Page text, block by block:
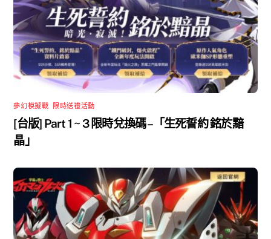
夢幻模擬戰 限時送禮活動
[台版] Part 1 ~ 3 限時兌換碼 –「生死誓約 銘於黯
晶」